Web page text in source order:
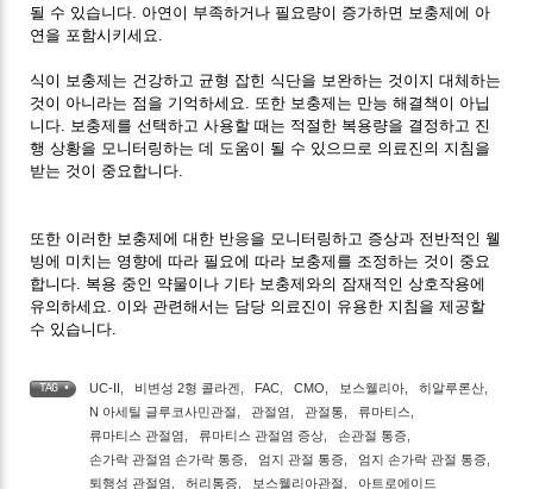
될 수 있습니다. 아연이 부족하거나 필요량이 증가하면 보충제에 아
연을 포함시키세요.
식이 보충제는 건강하고 균형 잡힌 식단을 보완하는 것이지 대체하는
것이 아니라는 점을 기억하세요. 또한 보충제는 만능 해결책이 아닙
니다. 보충제를 선택하고 사용할 때는 적절한 복용량을 결정하고 진
행 상황을 모니터링하는 데 도움이 될 수 있으므로 의료진의 지침을
받는 것이 중요합니다.
또한 이러한 보충제에 대한 반응을 모니터링하고 증상과 전반적인 웰
빙에 미치는 영향에 따라 필요에 따라 보충제를 조정하는 것이 중요
합니다. 복용 중인 약물이나 기타 보충제와의 잠재적인 상호작용에
유의하세요. 이와 관련해서는 담당 의료진이 유용한 지침을 제공할
수 있습니다.
TAG • UC-II 비변성 2형 콜라겐 FAC CMO 보스웰리아 히알루론산
N 아세틸 글루코사민관절
관절염 관절통 류마티스
류마티스 관절염
류마티스 관절염 증상 손관절 통증
손가락 관절염 손가락 통증
엄지 관절 통증 엄지 손가락 관절 통증
퇴행성 관절염
허리통증 보스웰리아관절 아트로에이드